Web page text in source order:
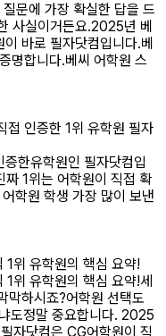
문에 가장 확실한 답을 드
사실이거든요.2025년 베
바로 필자닷컴입니다.베
명합니다.​베씨 어학원 스
인증한 1위 유학원 필자
한유학원인 필자닷컴입
1위는 어학원이 직접 확
학원 학생 가장 많이 보낸
위 유학원의 핵심 요약!
위 유학원의 핵심 요약!세
막하시죠?어학원 선택도
도정말 중요합니다. 2025
자닷컴은 CG어학원이 직